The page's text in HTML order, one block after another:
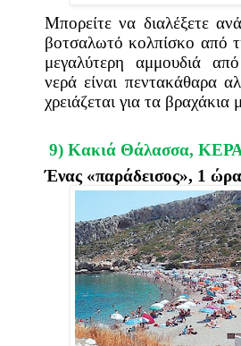
Μπορείτε να διαλέξετε
βοτσαλωτό κολπίσκο από
μεγαλύτερη αμμουδιά
νερά είναι πεντακάθαρα
χρειάζεται για τα
9) Κακιά Θάλασσα,
Ένας «παράδεισος», 1